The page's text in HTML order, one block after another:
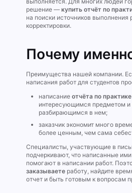
решение — купить отчёт по
на поиски источников выполнения
корректировки.
Почему
Преимущества нашей компании.
написания работ для студентов
написание отчёта по практике
интересующимся предметом и
разбирающимся в нем;
заказчик экономит много
более ценным, чем сама
Специалисты, участвующие в
подчеркивают, что написанные
помогают в написании работ.
заказываете работу, найдите
отчет и быть готовым к вопросам